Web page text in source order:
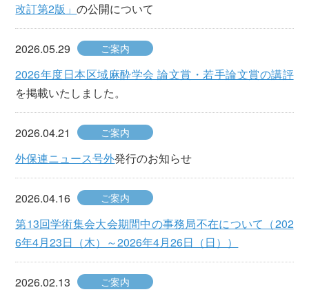
改訂第2版」の公開について
2026.05.29 ご案内
2026年度日本区域麻酔学会 論文賞・若手論文賞の講評
を掲載いたしました。
2026.04.21 ご案内
外保連ニュース号外発行のお知らせ
2026.04.16 ご案内
第13回学術集会大会期間中の事務局不在について（202
6年4月23日（木）～2026年4月26日（日））
2026.02.13 ご案内